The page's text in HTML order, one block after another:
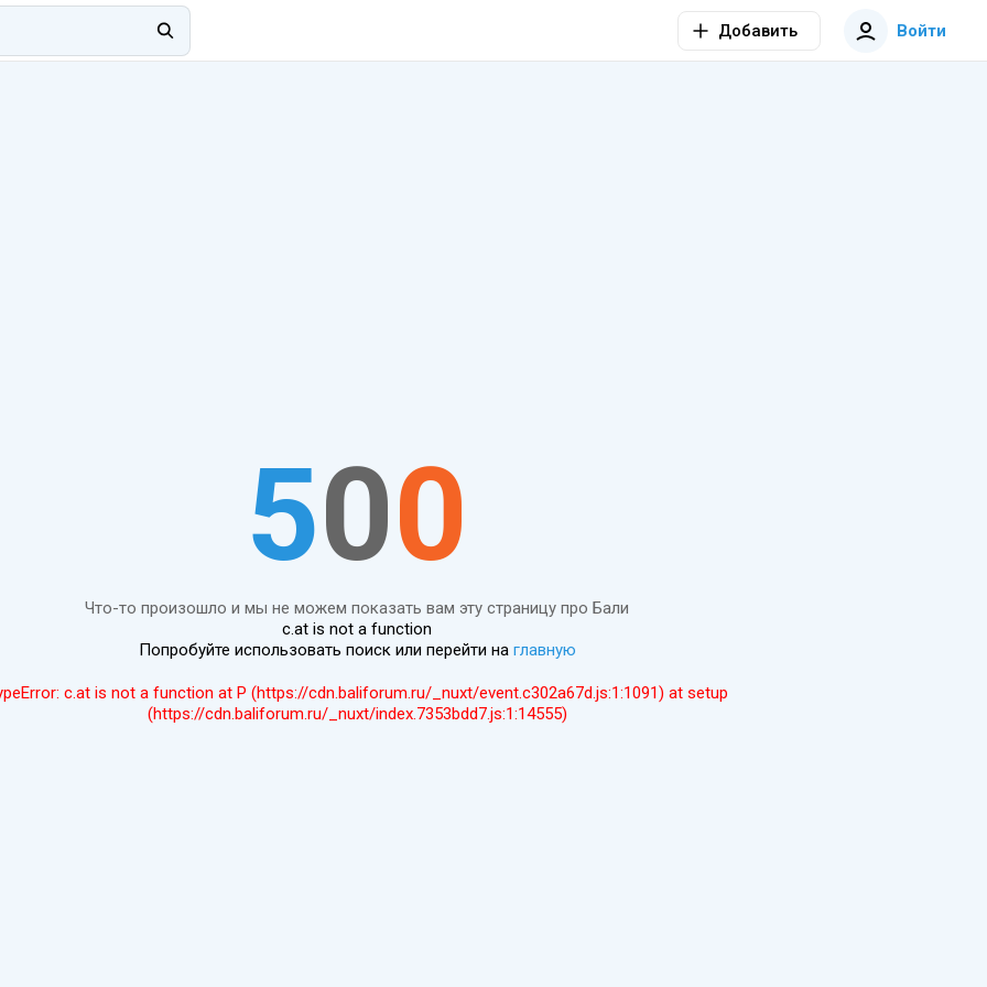
Добавить Войти
500
Что-то произошло и мы не можем показать вам эту страницу про Бали
c.at is not a function
Попробуйте использовать поиск или перейти на главную
c.at is not a function at P (https://cdn.baliforum.ru/_nuxt/event.c302a67d.js:1:1091) at setup
(https://cdn.baliforum.ru/_nuxt/index.7353bdd7.js:1:14555)